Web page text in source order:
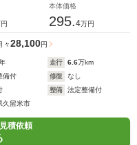
本体価格
295.4万円
々28,100円
走行 6.6万km
備付 修復
なし
整備
法定整備付
久留米市
積依頼